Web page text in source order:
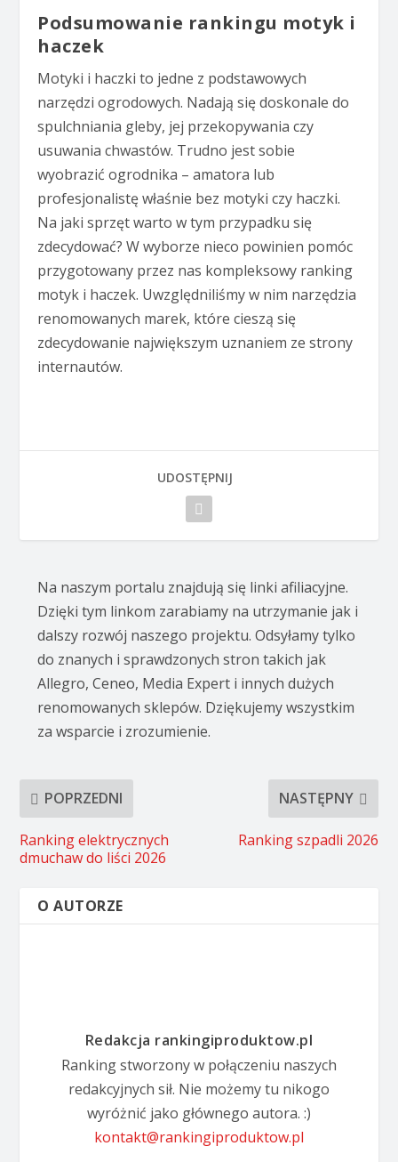
Podsumowanie rankingu motyk i
haczek
Motyki i haczki to jedne z podstawowych
narzędzi ogrodowych. Nadają się doskonale do
spulchniania gleby, jej przekopywania czy
usuwania chwastów. Trudno jest sobie
wyobrazić ogrodnika – amatora lub
profesjonalistę właśnie bez motyki czy haczki.
Na jaki sprzęt warto w tym przypadku się
zdecydować? W wyborze nieco powinien pomóc
przygotowany przez nas kompleksowy ranking
motyk i haczek. Uwzględniliśmy w nim narzędzia
renomowanych marek, które cieszą się
zdecydowanie największym uznaniem ze strony
internautów.
UDOSTĘPNIJ
Na naszym portalu znajdują się linki afiliacyjne.
Dzięki tym linkom zarabiamy na utrzymanie jak i
dalszy rozwój naszego projektu. Odsyłamy tylko
do znanych i sprawdzonych stron takich jak
Allegro, Ceneo, Media Expert i innych dużych
renomowanych sklepów. Dziękujemy wszystkim
za wsparcie i zrozumienie.
POPRZEDNI
Ranking elektrycznych
dmuchaw do liści 2026
NASTĘPNY
Ranking szpadli 2026
O AUTORZE
Redakcja rankingiproduktow.pl
Ranking stworzony w połączeniu naszych
redakcyjnych sił. Nie możemy tu nikogo
wyróżnić jako głównego autora. :)
kontakt@rankingiproduktow.pl